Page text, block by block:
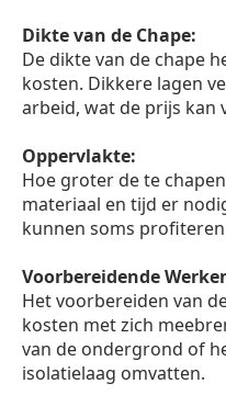
Dikte van de Chape:
De dikte van de chape
kosten. Dikkere lagen
arbeid, wat de prijs kan
Oppervlakte:
Hoe groter de te
materiaal en tijd er
kunnen soms
Voorbereidende
Het voorbereiden van
kosten met zich
van de ondergrond of
isolatielaag omvatten.